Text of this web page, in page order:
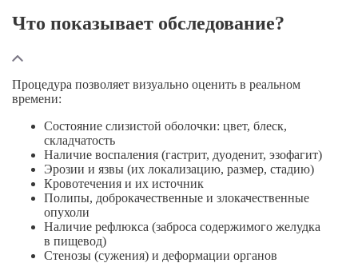
Что показывает обследование?
Процедура позволяет визуально оценить в реальном
времени:
Состояние слизистой оболочки: цвет, блеск,
складчатость
Наличие воспаления (гастрит, дуоденит, эзофагит)
Эрозии и язвы (их локализацию, размер, стадию)
Кровотечения и их источник
Полипы, доброкачественные и злокачественные
опухоли
Наличие рефлюкса (заброса содержимого желудка
в пищевод)
Стенозы (сужения) и деформации органов